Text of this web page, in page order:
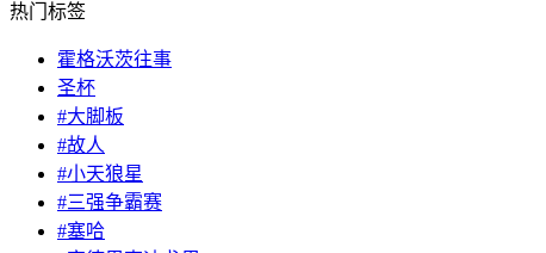
热门标签
霍格沃茨往事
圣杯
#大脚板
#故人
#小天狼星
#三强争霸赛
#塞哈